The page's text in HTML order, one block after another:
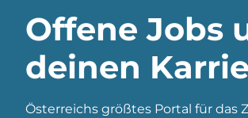
Offene Jobs
deinen
Österreichs größtes Portal für